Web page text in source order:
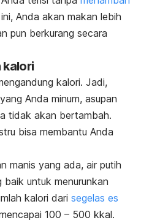
Anda akan makan lebih
pun berkurang secara
kalori
kalori. Jadi,
Anda minum, asupan
tidak akan bertambah.
bisa membantu Anda
manis yang ada, air putih
baik untuk menurunkan
kalori dari segelas es
100 – 500 kkal.